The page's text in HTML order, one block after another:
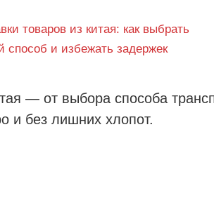
— от выбора способа
и без лишних хлопот.